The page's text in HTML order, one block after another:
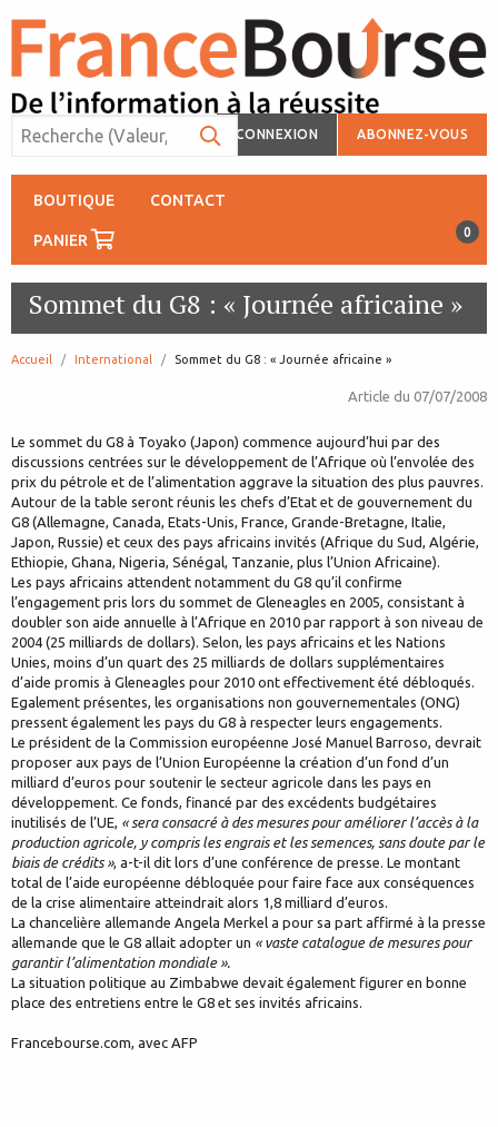
CONNEXION ABONNEZ-VOUS
BOUTIQUE CONTACT
PANIER 0
Sommet du G8 : « Journée africaine »
Accueil International page:
Sommet du G8 : « Journée africaine »
Article du 07/07/2008
Le sommet du G8 à Toyako (Japon) commence aujourd’hui par des
discussions centrées sur le développement de l’Afrique où l’envolée des
prix du pétrole et de l’alimentation aggrave la situation des plus pauvres.
Autour de la table seront réunis les chefs d’Etat et de gouvernement du
G8 (Allemagne, Canada, Etats-Unis, France, Grande-Bretagne, Italie,
Japon, Russie) et ceux des pays africains invités (Afrique du Sud, Algérie,
Ethiopie, Ghana, Nigeria, Sénégal, Tanzanie, plus l’Union Africaine).
Les pays africains attendent notamment du G8 qu’il confirme
l’engagement pris lors du sommet de Gleneagles en 2005, consistant à
doubler son aide annuelle à l’Afrique en 2010 par rapport à son niveau de
2004 (25 milliards de dollars). Selon, les pays africains et les Nations
Unies, moins d’un quart des 25 milliards de dollars supplémentaires
d’aide promis à Gleneagles pour 2010 ont effectivement été débloqués.
Egalement présentes, les organisations non gouvernementales (ONG)
pressent également les pays du G8 à respecter leurs engagements.
Le président de la Commission européenne José Manuel Barroso, devrait
proposer aux pays de l’Union Européenne la création d’un fond d’un
milliard d’euros pour soutenir le secteur agricole dans les pays en
développement. Ce fonds, financé par des excédents budgétaires
inutilisés de l’UE, « sera consacré à des mesures pour améliorer l’accès à la
production agricole, y compris les engrais et les semences, sans doute par le
biais de crédits », a-t-il dit lors d’une conférence de presse. Le montant
total de l’aide européenne débloquée pour faire face aux conséquences
de la crise alimentaire atteindrait alors 1,8 milliard d’euros.
La chancelière allemande Angela Merkel a pour sa part affirmé à la presse
allemande que le G8 allait adopter un « vaste catalogue de mesures pour
garantir l’alimentation mondiale ».
La situation politique au Zimbabwe devait également figurer en bonne
place des entretiens entre le G8 et ses invités africains.
Francebourse.com, avec AFP